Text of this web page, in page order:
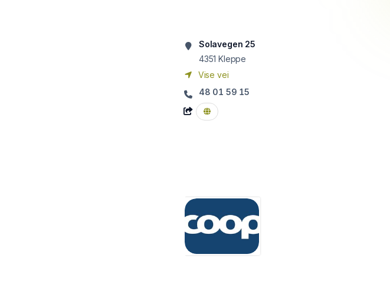
Solavegen 25
4351 Kleppe
Vise vei
48 01 59 15